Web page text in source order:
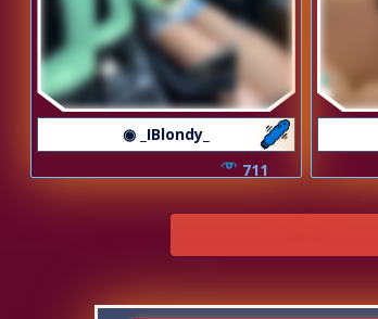
◉ _IBlondy_
711